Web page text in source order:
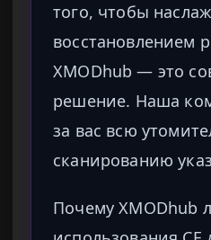
того, чтобы
восстановлением
XMODhub — это
решение. Наша
за вас всю
сканированию
Почему XMODhub